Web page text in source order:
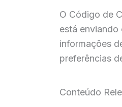
O Código de
está
informações
preferências
Conteúdo